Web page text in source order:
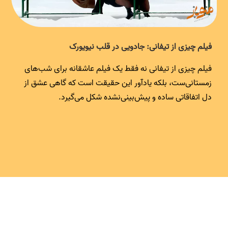
فیلم چیزی از تیفانی: جادویی در قلب نیویورک
فیلم چیزی از تیفانی نه فقط یک فیلم عاشقانه برای شب‌های
زمستانی‌ست، بلکه یادآور این حقیقت است که گاهی عشق از
دل اتفاقاتی ساده و پیش‌بینی‌نشده شکل می‌گیرد.